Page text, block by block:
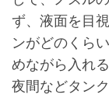
ず、液面を目
ンがどのくら
めながら入れ
夜間などタン